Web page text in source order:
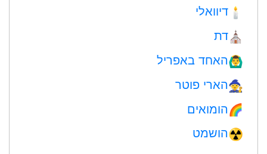
🕯 דיוואלי
⛪️דת
🙆‍♂️האחד באפריל
🧙הארי פוטר
🌈הומואים
☢️הושמט